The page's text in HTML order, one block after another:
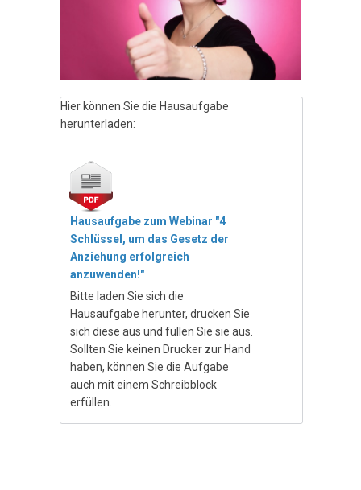
Hier können Sie die Hausaufgabe
herunterladen:
Hausaufgabe zum Webinar "4
Schlüssel, um das Gesetz der
Anziehung erfolgreich
anzuwenden!"
Bitte laden Sie sich die
Hausaufgabe herunter, drucken Sie
sich diese aus und füllen Sie sie aus.
Sollten Sie keinen Drucker zur Hand
haben, können Sie die Aufgabe
auch mit einem Schreibblock
erfüllen.